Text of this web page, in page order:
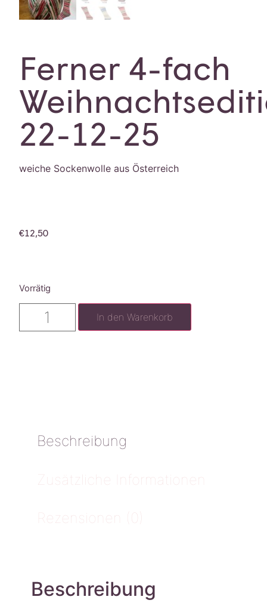
Ferner 4-fach
22-12-25
weiche Sockenwolle aus Österreich
€12,50
Vorrätig
In den Warenkorb
Beschreibung
Zusätzliche Informationen
Rezensionen (0)
Beschreibung